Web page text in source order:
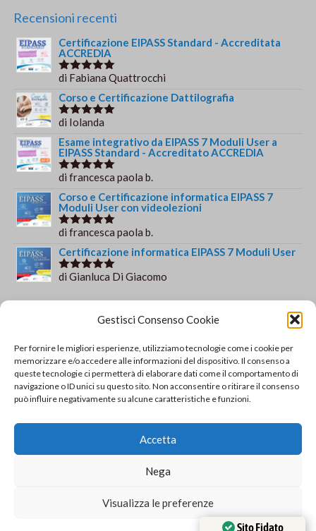
Gestisci Consenso Cookie
Per fornire le migliori esperienze, utilizziamo tecnologie come i cookie per
memorizzare e/o accedere alle informazioni del dispositivo. Il consenso a
queste tecnologie ci permetterà di elaborare dati come il comportamento di
navigazione o ID unici su questo sito. Non acconsentire o ritirare il consenso
può influire negativamente su alcune caratteristiche e funzioni.
Accetta
Nega
Visualizza le preferenze
originale
€69.00.€49.00.
Recensioni recenti
Certificazione EIPASS Standard - Accreditata
ACCREDIA
Valutato5
di Fabiana Quattrocchi
Corso e Certificazione Dattilografia
Valutato5
di Iolanda
Esame integrativo da EIPASS 7 Moduli User a
EIPASS Standard - Accreditato ACCREDIA
Valutato5
di francesca paola b.
Corso e Certificazione informatica EIPASS 7
Moduli User con videolezioni
Valutato5
di francesca paola b.
Certificazione informatica EIPASS 7 Moduli User
Valutato5
di Gianluca Di Giacomo
84013 Cava de' Tirreni
+39 329 952 9244
info@solsisacademy.it
Lun-Ven: 09:30-18:30, Sab: 10:00-12:00
Pausa pranzo: 13:30-15:30
© Copyright - SOLSIS Academy by SOLUZIONE E
SISTEMI di Catino Valentino - Via Gaudio Maiori - 84013
SA403194 Tel. 329/9529244 - info@solsisacademy.it -
www.solsisacademy.it - PEC valentino.catino@spidmail.it
Sito Fidato